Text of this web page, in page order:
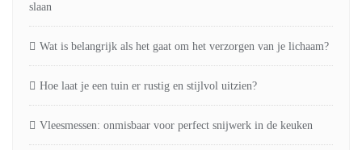
slaan
Wat is belangrijk als het gaat om het verzorgen van je lichaam?
Hoe laat je een tuin er rustig en stijlvol uitzien?
Vleesmessen: onmisbaar voor perfect snijwerk in de keuken